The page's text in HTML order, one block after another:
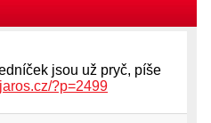
jsou už pryč, píše
?p=2499